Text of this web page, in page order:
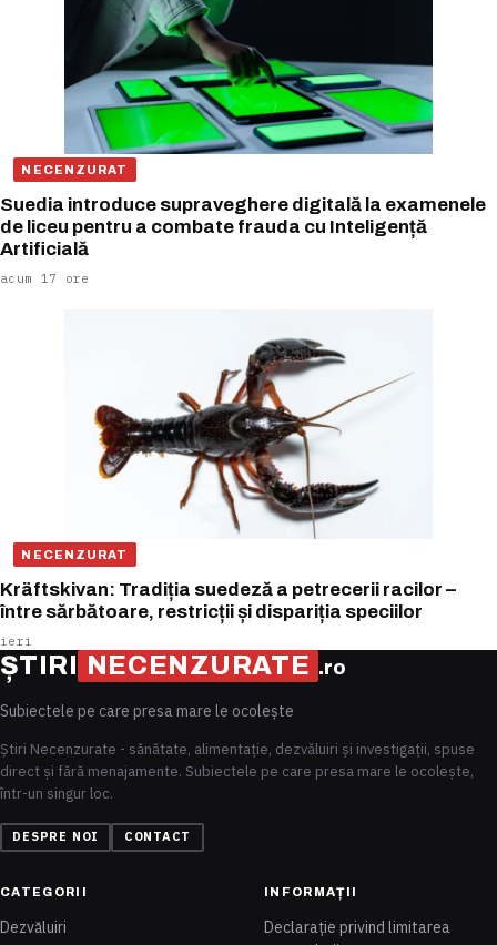
NECENZURAT
Suedia introduce supraveghere digitală la examenele
de liceu pentru a combate frauda cu Inteligență
Artificială
acum 17 ore
NECENZURAT
Kräftskivan: Tradiția suedeză a petrecerii racilor –
între sărbătoare, restricții și dispariția speciilor
ieri
ȘTIRI NECENZURATE .ro
Subiectele pe care presa mare le ocolește
Știri Necenzurate - sănătate, alimentație, dezvăluiri și investigații, spuse
direct și fără menajamente. Subiectele pe care presa mare le ocolește,
într-un singur loc.
DESPRE NOI CONTACT
CATEGORII
Dezvăluiri
INFORMAȚII
Declarație privind limitarea